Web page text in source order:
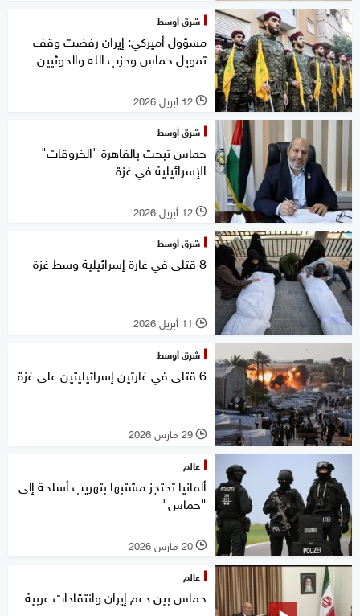
شرق أوسط
مسؤول أميركي: إيران رفضت وقف
تمويل حماس وحزب الله والحوثيين
l 12 أبريل 2026
شرق أوسط
حماس تبحث بالقاهرة "الخروقات"
الإسرائيلية في غزة
l 12 أبريل 2026
شرق أوسط
8 قتلى في غارة إسرائيلية وسط غزة
l 11 أبريل 2026
شرق أوسط
6 قتلى في غارتين إسرائيليتين على غزة
l 29 مارس 2026
عالم
ألمانيا تحتجز مشتبها بتهريب أسلحة إلى
"حماس"
l 20 مارس 2026
عالم
حماس بين دعم إيران وانتقادات عربية